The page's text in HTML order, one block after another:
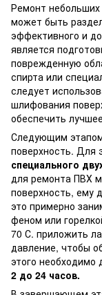
Ремонт
может быть
эффективного и
является
поврежденную
спирта или
следует
шлифования
обеспечить
Следующим
поверхность. Для
специального
для ремонта ПВХ
поверхность, ему
это примерно
феном или
70 С. приложить
давление, чтобы
этого необходимо
2 до 24 часов.